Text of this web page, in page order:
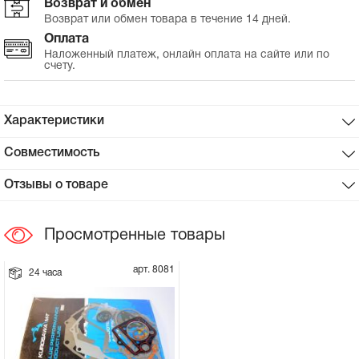
Сцепное устройство, шплинт
Прокладки на мотоблок
Глушитель на мотоблок
Элементы управления, тросики на
Возврат и обмен
Возврат или обмен товара в течение 14 дней.
Оплата
Наложенный платеж, онлайн оплата на сайте или по
счету.
Характеристики
Совместимость
Отзывы о товаре
Просмотренные товары
24 часа арт. 8081